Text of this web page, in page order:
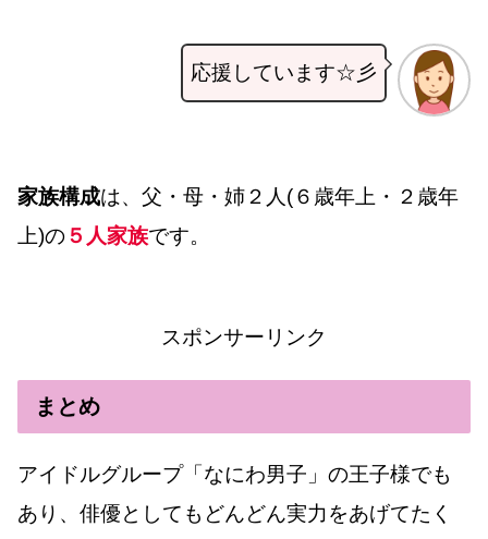
応援しています☆彡
家族構成は、父・母・姉２人(６歳年上・２歳年
上)の５人家族です。
スポンサーリンク
まとめ
アイドルグループ「なにわ男子」の王子様でも
あり、俳優としてもどんどん実力をあげてたく